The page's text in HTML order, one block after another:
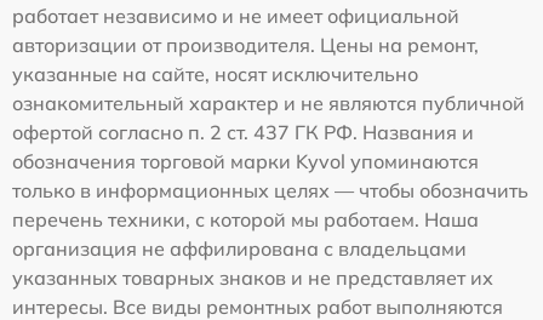
работает независимо и не имеет официальной
авторизации от производителя. Цены на ремонт,
указанные на сайте, носят исключительно
ознакомительный характер и не являются публичной
офертой согласно п. 2 ст. 437 ГК РФ. Названия и
обозначения торговой марки Kyvol упоминаются
только в информационных целях — чтобы обозначить
перечень техники, с которой мы работаем. Наша
организация не аффилирована с владельцами
указанных товарных знаков и не представляет их
интересы. Все виды ремонтных работ выполняются